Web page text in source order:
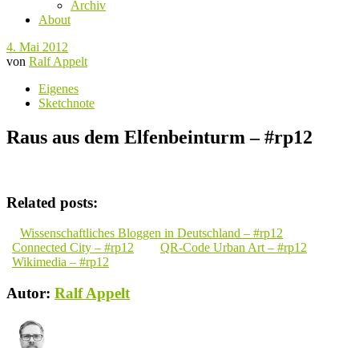
Archiv
About
4. Mai 2012
von Ralf Appelt
Eigenes
Sketchnote
Raus aus dem Elfenbeinturm – #rp12
Related posts:
Wissenschaftliches Bloggen in Deutschland – #rp12
Connected City – #rp12
QR-Code Urban Art – #rp12
Wikimedia – #rp12
Autor: Ralf Appelt